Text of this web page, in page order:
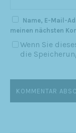
Name, E-Mail-
meinen nächsten
Wenn Sie
die